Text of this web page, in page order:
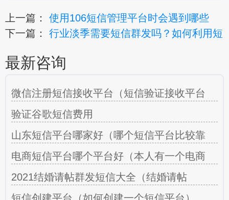
上一篇： 使用106短信管理平台时会遇到哪些
下一篇： 行业淡季需要短信群发吗？如何利用短
最新咨询
微信注册短信接收平台（短信验证接收平台
验证谷歌短信费用
山东短信平台哪家好（哪个短信平台比较靠
电商短信平台哪个平台好（本人有一个电商
2021结婚请帖群发短信大全（结婚请帖